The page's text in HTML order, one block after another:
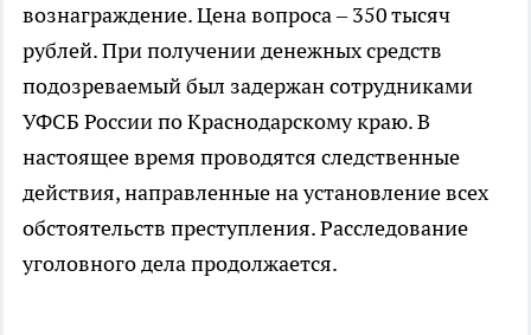
вознаграждение. Цена вопроса – 350 тысяч
рублей. При получении денежных средств
подозреваемый был задержан сотрудниками
УФСБ России по Краснодарскому краю. В
настоящее время проводятся следственные
действия, направленные на установление всех
обстоятельств преступления. Расследование
уголовного дела продолжается.